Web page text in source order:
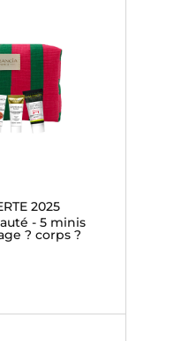
2025
- 5 minis
? corps ?